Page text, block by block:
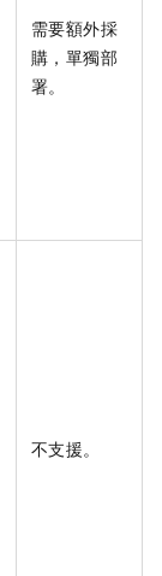
需要額外採
購，單獨部
署。
不支援。